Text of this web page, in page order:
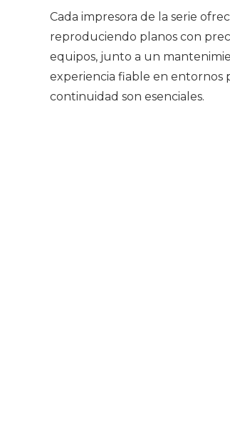
Cada impresora de la serie
reproduciendo planos con
equipos, junto a un
experiencia fiable en entornos
continuidad son esenciales.